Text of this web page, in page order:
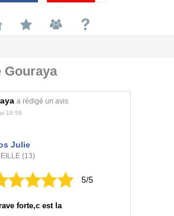
Gouraya
a rédigé un avis
18:58
Julie
(13)
5/5
forte,c est la